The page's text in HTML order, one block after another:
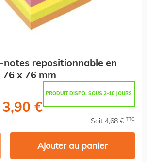
repositionnable en
x 76 mm
PRODUIT DISPO. SOUS 2-10 JOURS
3,90 €
Soit 4,68 € TTC
Ajouter au panier